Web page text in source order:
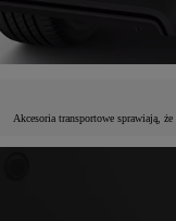
Akcesoria transportowe sprawiają,